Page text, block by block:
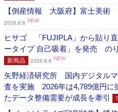
【倒産情報 大阪府】富士美術
2026.8.6 NEW
ヒサゴ 「FUJIPLA」から貼り
ータイプ 自己吸着」を発売 の
新商品 2026.8.6 NEW
矢野経済研究所 国内デジタル
査を実施 2026年は4,789億円に
たデータ整備需要が成長を牽引